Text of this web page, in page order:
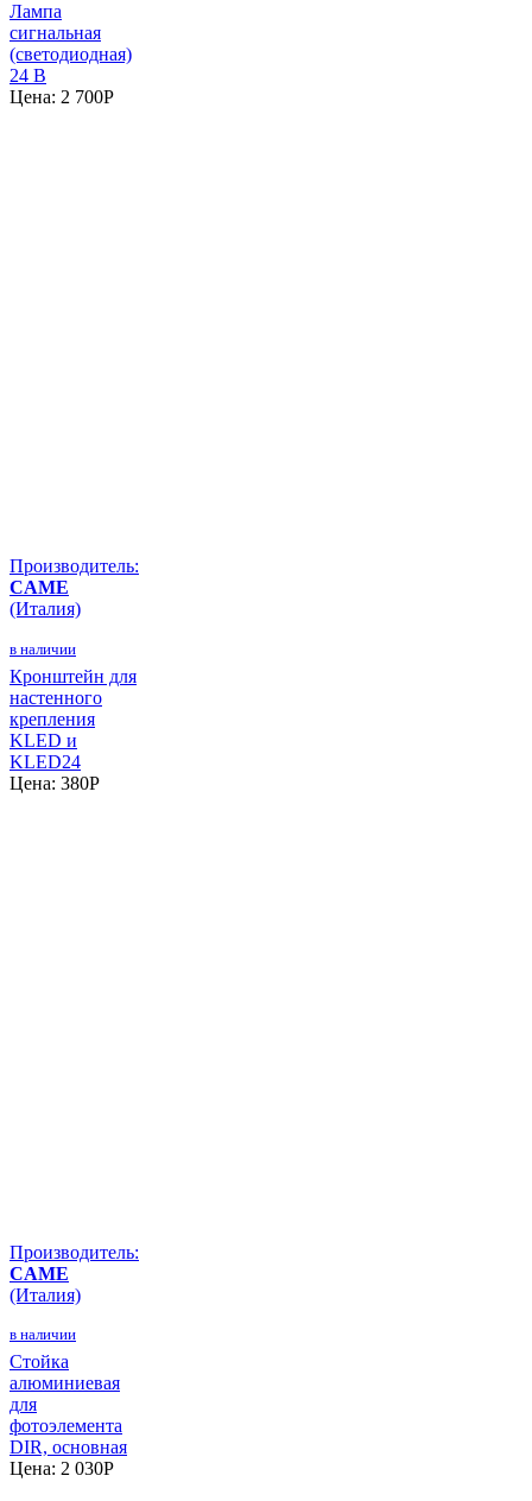
Лампа
сигнальная
(светодиодная)
24 В
Цена: 2 700P
Производитель:
CAME
(Италия)
в наличии
Кронштейн для
настенного
крепления
KLED и
KLED24
Цена: 380P
Производитель:
CAME
(Италия)
в наличии
Стойка
алюминиевая
для
фотоэлемента
DIR, основная
Цена: 2 030P